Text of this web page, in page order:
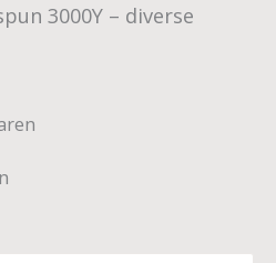
3000Y – diverse